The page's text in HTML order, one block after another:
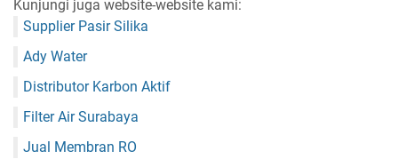
Kunjungi juga website-website kami:
Supplier Pasir Silika
Ady Water
Distributor Karbon Aktif
Filter Air Surabaya
Jual Membran RO